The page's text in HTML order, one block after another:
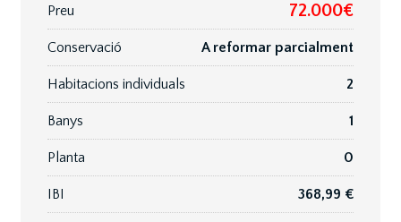
Preu 72.000€
Conservació A reformar parcialment
Habitacions individuals 2
Banys 1
Planta 0
IBI 368,99 €